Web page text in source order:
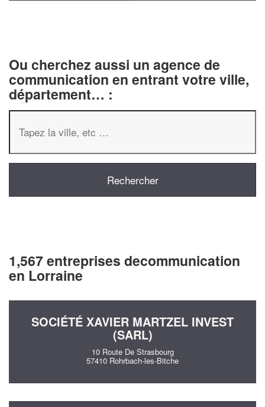
Ou cherchez aussi un agence de
communication en entrant votre ville,
département… :
1,567 entreprises decommunication
en Lorraine
SOCIÉTÉ XAVIER MARTZEL INVEST
(SARL)
10 Route De Strasbourg
57410 Rohrbach-les-Bitche